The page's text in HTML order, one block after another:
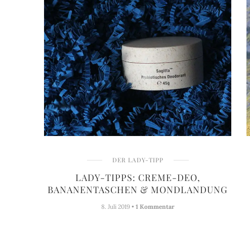
DER LADY-TIPP
LADY-TIPPS: CREME-DEO,
BANANENTASCHEN & MONDLANDUNG
8. Juli 2019 • 1 Kommentar